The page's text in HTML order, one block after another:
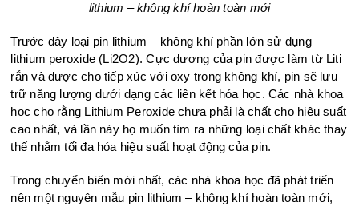
lithium – không khí hoàn toàn mới
Trước đây loại pin lithium – không khí phần lớn sử dụng
lithium peroxide (Li2O2). Cực dương của pin được làm từ Liti
rắn và được cho tiếp xúc với oxy trong không khí, pin sẽ lưu
trữ năng lượng dưới dạng các liên kết hóa học. Các nhà khoa
học cho rằng Lithium Peroxide chưa phải là chất cho hiệu suất
cao nhất, và lần này họ muốn tìm ra những loại chất khác thay
thế nhằm tối đa hóa hiệu suất hoạt động của pin.
Trong chuyển biến mới nhất, các nhà khoa học đã phát triển
nên một nguyên mẫu pin lithium – không khí hoàn toàn mới,